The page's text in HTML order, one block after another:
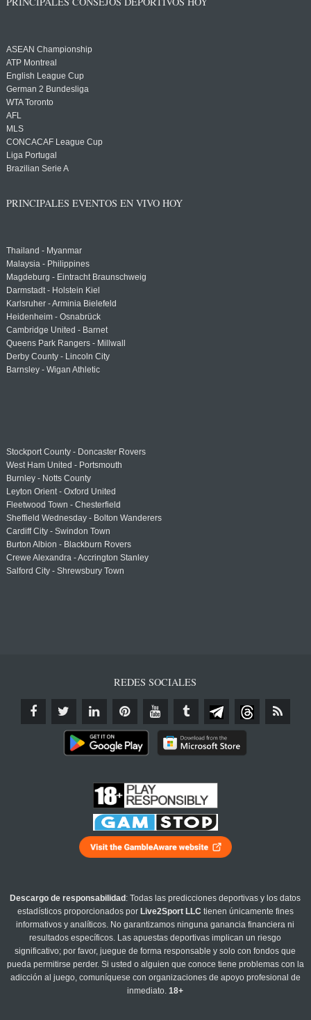
ASEAN Championship
ATP Montreal
English League Cup
German 2 Bundesliga
WTA Toronto
AFL
MLS
CONCACAF League Cup
Liga Portugal
Brazilian Serie A
PRINCIPALES EVENTOS EN VIVO HOY
Thailand - Myanmar
Malaysia - Philippines
Magdeburg - Eintracht Braunschweig
Darmstadt - Holstein Kiel
Karlsruher - Arminia Bielefeld
Heidenheim - Osnabrück
Cambridge United - Barnet
Queens Park Rangers - Millwall
Derby County - Lincoln City
Barnsley - Wigan Athletic
Stockport County - Doncaster Rovers
West Ham United - Portsmouth
Burnley - Notts County
Leyton Orient - Oxford United
Fleetwood Town - Chesterfield
Sheffield Wednesday - Bolton Wanderers
Cardiff City - Swindon Town
Burton Albion - Blackburn Rovers
Crewe Alexandra - Accrington Stanley
Salford City - Shrewsbury Town
REDES SOCIALES
Descargo de responsabilidad : Todas las predicciones deportivas y los datos
estadísticos proporcionados por Live2Sport LLC tienen únicamente fines
informativos y analíticos. No garantizamos ninguna ganancia financiera ni
resultados específicos. Las apuestas deportivas implican un riesgo
significativo; por favor, juegue de forma responsable y solo con fondos que
pueda permitirse perder. Si usted o alguien que conoce tiene problemas con la
adicción al juego, comuníquese con organizaciones de apoyo profesional de
inmediato.18+